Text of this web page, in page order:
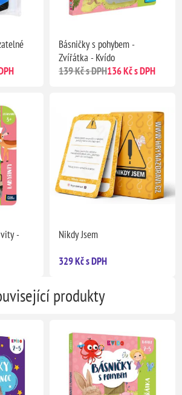
Básničky s pohybem -
Zvířátka - Kvído
139 Kč s DPH136 Kč s DPH
-
Nikdy Jsem
329 Kč s DPH
produkty